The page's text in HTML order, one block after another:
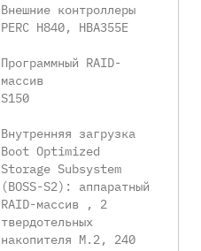
Внешние контроллеры
PERC H840, HBA355E
Программный RAID-
массив
S150
Внутренняя загрузка
Boot Optimized
Storage Subsystem
(BOSS-S2): аппаратный
RAID-массив , 2
твердотельных
накопителя M.2, 240